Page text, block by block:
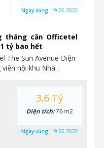
tháng căn Officetel
tỷ bao hết
The Sun Avenue Diện
nội khu Nhà…
Ngày đăng: 19-06-2020
3.6 Tỷ
Diện tích:76 m2
Ngày đăng: 19-06-2020